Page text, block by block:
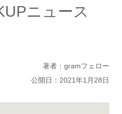
ニュース
著者：gramフェロー
公開日：2021年1月28日